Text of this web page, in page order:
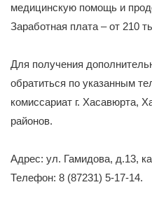
медицинскую помощь и
Заработная плата – от 210
Для получения
обратиться по указанным
комиссариат г. Хасавюрта,
районов.
Адрес: ул. Гамидова, д.13,
Телефон: 8 (87231) 5-17-14.